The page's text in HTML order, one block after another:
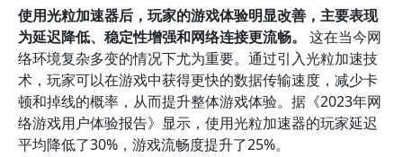
使用光粒加速器后，玩家的游戏体验明显改善，主要表现
为延迟降低、稳定性增强和网络连接更流畅。
这在当今网
络环境复杂多变的情况下尤为重要。通过引入光粒加速技
术，玩家可以在游戏中获得更快的数据传输速度，减少卡
顿和掉线的概率，从而提升整体游戏体验。据《2023年网
络游戏用户体验报告》显示，使用光粒加速器的玩家延迟
平均降低了30%，游戏流畅度提升了25%。